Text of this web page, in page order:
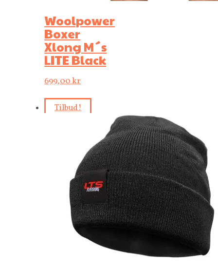
Woolpower
Boxer
Xlong M´s
LITE Black
699,00kr
Tilbud!